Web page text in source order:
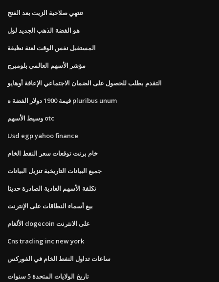
تنتهي صلاحية الزيت بعد الفتح
هو الفضة الذهب الجديد لول
المستقبل نفس الوقت لعنة نظيفة
مؤشر الأسهم العالمي بلومبرج
التقدم بطلب للحصول على الضمان الاجتماعي الإعاقة أوهايو
قيمة 1900 دولار الفضة ه pluribus unum
وسيط الأسهم otc
Usd egp yahoo finance
خام برنت توقعات سعر النفط الخام
جميع البيانات التاريخية تنزيل البيانات
تكلفة الأسهم العادية الصادرة حديثا
بيع أسماء النطاقات على الإنترنت
الألغام dogecoin على الانترنت
Cns trading inc new york
ساعات تداول النفط الخام في الفوركس
تاريخ الولايات المتحدة 5 سنوات